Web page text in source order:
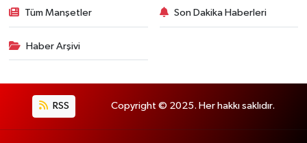
Tüm Manşetler Son Dakika Haberleri
Haber Arşivi
RSS Copyright © 2025. Her hakkı saklıdır.